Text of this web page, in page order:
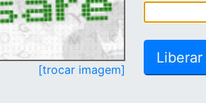
[trocar imagem]